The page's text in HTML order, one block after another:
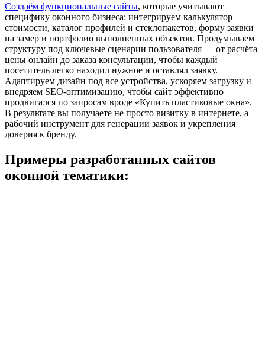
Создаём функциональные сайты, которые учитывают
специфику оконного бизнеса: интегрируем калькулятор
стоимости, каталог профилей и стеклопакетов, форму заявки
на замер и портфолио выполненных объектов. Продумываем
структуру под ключевые сценарии пользователя — от расчёта
цены онлайн до заказа консультации, чтобы каждый
посетитель легко находил нужное и оставлял заявку.
Адаптируем дизайн под все устройства, ускоряем загрузку и
внедряем SEO-оптимизацию, чтобы сайт эффективно
продвигался по запросам вроде «Купить пластиковые окна».
В результате вы получаете не просто визитку в интернете, а
рабочий инструмент для генерации заявок и укрепления
доверия к бренду.
Примеры разработанных сайтов
оконной тематики: